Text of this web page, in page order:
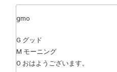
gmo
G グッド
M モーニング
O おはようございます。